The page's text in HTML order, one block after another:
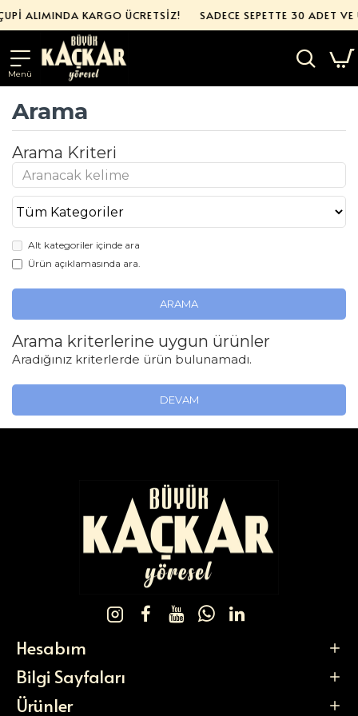
ALIMINDA KARGO ÜCRETSİZ! SADECE SEPETTE 30 ADET
Arama
Arama Kriteri
Alt kategoriler içinde ara
Ürün açıklamasında ara.
ARAMA
Arama kriterlerine uygun ürünler
Aradığınız kriterlerde ürün bulunamadı.
DEVAM
Hesabım
Bilgi Sayfaları
Ürünler